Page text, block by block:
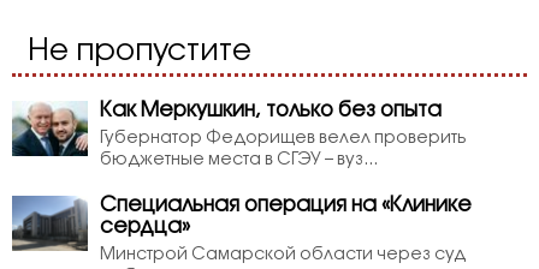
Не пропустите
Как Меркушкин, только без опыта
Губернатор Федорищев велел проверить
бюджетные места в СГЭУ – вуз...
Специальная операция на «Клинике
сердца»
Минстрой Самарской области через суд